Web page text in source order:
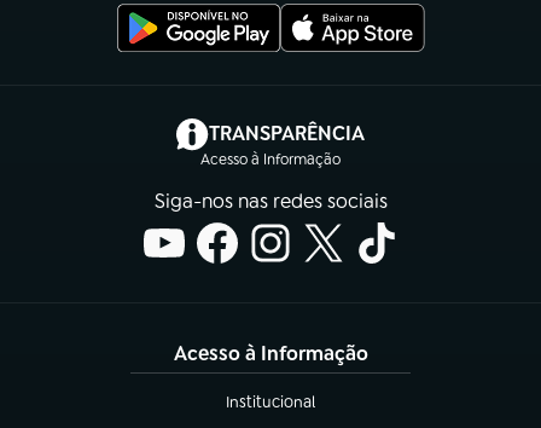
TRANSPARÊNCIA
Acesso à Informação
(abre em nova aba)
Siga-nos nas redes sociais
Acesso à Informação
Institucional
(abre em nova aba)